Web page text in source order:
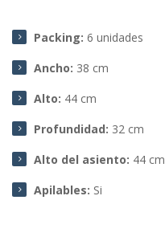
Packing: 6 unidades
Ancho: 38 cm
Alto: 44 cm
Profundidad: 32 cm
Alto del asiento: 44 cm
Apilables: Si